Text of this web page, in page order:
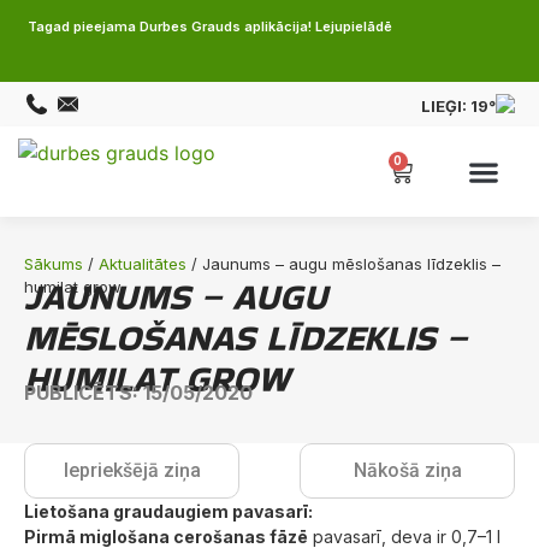
Tagad pieejama Durbes Grauds aplikācija! Lejupielādē
LIEĢI: 19°
0
Sākums / Aktualitātes / Jaunums – augu mēslošanas līdzeklis –
humilat grow
JAUNUMS – AUGU
MĒSLOŠANAS LĪDZEKLIS –
HUMILAT GROW
PUBLICĒTS: 15/05/2020
Nākošā ziņa
Iepriekšējā ziņa
Lietošana graudaugiem pavasarī:
Pirmā miglošana cerošanas fāzē pavasarī, deva ir 0,7–1 l